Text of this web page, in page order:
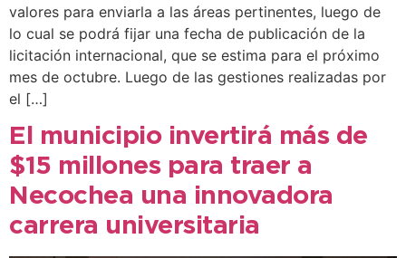
valores para enviarla a las áreas pertinentes, luego de
lo cual se podrá fijar una fecha de publicación de la
licitación internacional, que se estima para el próximo
mes de octubre. Luego de las gestiones realizadas por
el […]
El municipio invertirá más de
$15 millones para traer a
Necochea una innovadora
carrera universitaria